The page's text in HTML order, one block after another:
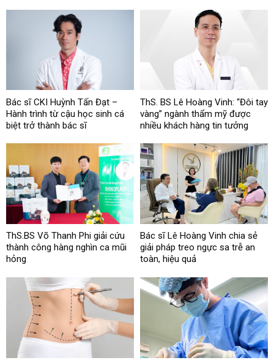
Bác sĩ CKI Huỳnh Tấn Đạt –
Hành trình từ cậu học sinh cá
biệt trở thành bác sĩ
ThS. BS Lê Hoàng Vinh: “Đôi tay
vàng” ngành thẩm mỹ được
nhiều khách hàng tin tưởng
ThS.BS Võ Thanh Phi giải cứu
thành công hàng nghìn ca mũi
hỏng
Bác sĩ Lê Hoàng Vinh chia sẻ
giải pháp treo ngực sa trễ an
toàn, hiệu quả